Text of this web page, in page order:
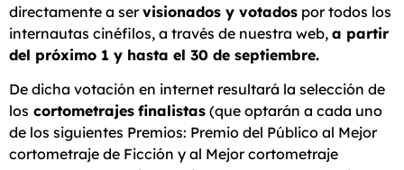
directamente a servisionados y votados por todos los
internautas cinéfilos, a través de nuestra web, a partir
del próximo 1 y hasta el 30 de septiembre.
De dicha votación en internet resultará la selección de
los cortometrajes finalistas (que optarán a cada uno
de los siguientes Premios: Premio del Público al Mejor
cortometraje de Ficción y al Mejor cortometraje